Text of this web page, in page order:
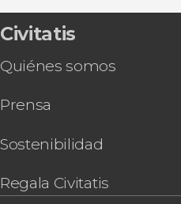
Montjuïc
Abadía de Montserrat
Autobús turístico
Paseos en barco en
Flamenco en Barcelona
Excursión a Tossa de
Teleférico de Montjuïc
Acceso a la terraza
Entrada al Recinto
Entrada a L’Aquàrium de
Tour en paddle surf por
Civitatis
Quiénes somos
Prensa
Sostenibilidad
Regala Civitatis